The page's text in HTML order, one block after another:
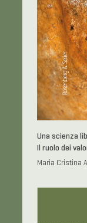
Una scienza
Il ruolo dei
Maria Cristina